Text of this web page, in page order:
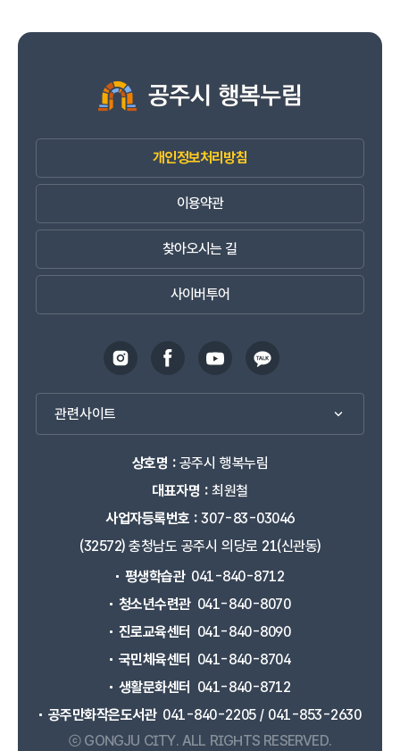
개인정보처리방침
이용약관
찾아오시는 길
사이버투어
관련사이트
상호명 :공주시 행복누림
대표자명 :최원철
사업자등록번호 :307-83-03046
(32572) 충청남도 공주시 의당로 21(신관동)
평생학습관 041-840-8712
청소년수련관 041-840-8070
진로교육센터
041-840-8090
국민체육센터
041-840-8704
생활문화센터
041-840-8712
공주만화작은도서관 041-840-2205 / 041-853-2630
ⓒ GONGJU CITY. ALL RIGHTS RESERVED.